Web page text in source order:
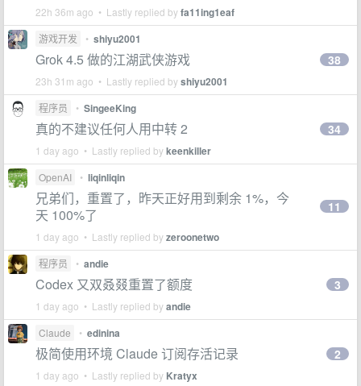
22h 36m ago • Lastly replied byfa11ing1eaf
游戏开发 • shiyu2001
Grok 4.5 做的江湖武侠游戏
23h 31m ago • Lastly replied byshiyu2001
38
程序员 • SingeeKing
真的不建议任何人用中转 2
1 day ago • Lastly replied bykeenkiller
34
OpenAI • liqinliqin
兄弟们，重置了，昨天正好用到剩余 1%，今
天 100%了
1 day ago • Lastly replied byzeroonetwo
11
程序员 • andie
Codex 又双叒叕重置了额度
1 day ago • Lastly replied byandie
3
Claude • edinina
极简使用环境 Claude 订阅存活记录
1 day ago • Lastly replied by Kratyx
2